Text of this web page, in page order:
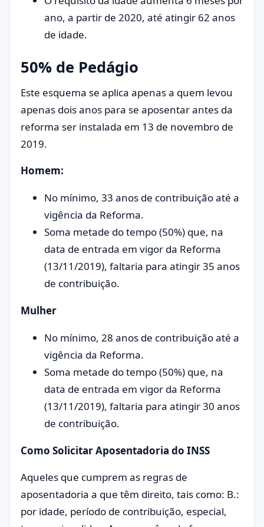
ano, a partir de 2020, até atingir 62 anos
de idade.
50% de Pedágio
Este esquema se aplica apenas a quem levou
apenas dois anos para se aposentar antes da
reforma ser instalada em 13 de novembro de
2019.
Homem:
No mínimo, 33 anos de contribuição até a
vigência da Reforma.
Soma metade do tempo (50%) que, na
data de entrada em vigor da Reforma
(13/11/2019), faltaria para atingir 35 anos
de contribuição.
Mulher
No mínimo, 28 anos de contribuição até a
vigência da Reforma.
Soma metade do tempo (50%) que, na
data de entrada em vigor da Reforma
(13/11/2019), faltaria para atingir 30 anos
de contribuição.
Como Solicitar Aposentadoria do INSS
Aqueles que cumprem as regras de
aposentadoria a que têm direito, tais como: B.:
por idade, período de contribuição, especial,